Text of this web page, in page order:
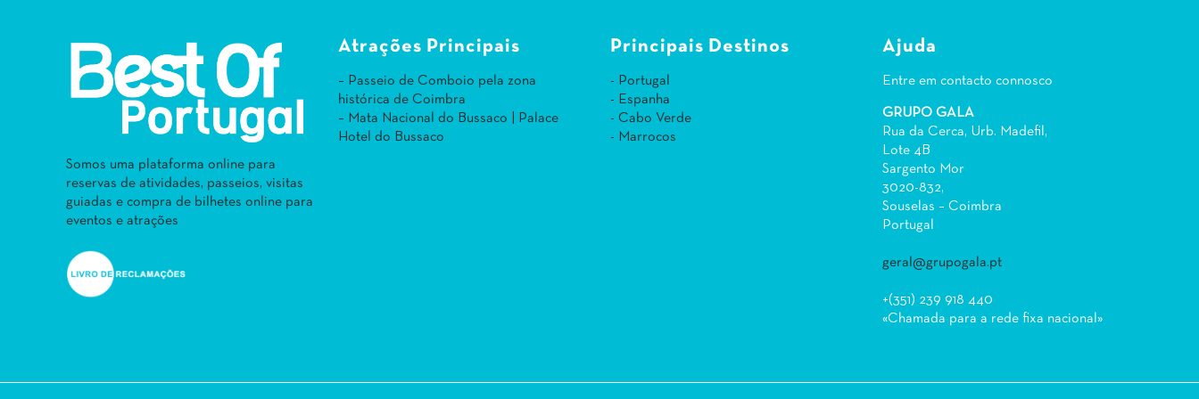
Somos uma plataforma online para
reservas de atividades, passeios, visitas
guiadas e compra de bilhetes online para
eventos e atrações
Atrações Principais
– Passeio de Comboio pela zona
histórica de Coimbra
– Mata Nacional do Bussaco | Palace
Hotel do Bussaco
Principais Destinos
- Portugal
- Espanha
- Cabo Verde
- Marrocos
Ajuda
Entre em contacto connosco
GRUPO GALA
Rua da Cerca, Urb. Madefil,
Lote 4B
Sargento Mor
3020-832,
Souselas – Coimbra
Portugal
geral@grupogala.pt
+(351) 239 918 440
«Chamada para a rede fixa nacional»